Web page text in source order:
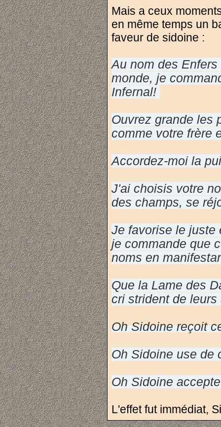
Mais a ceux
en même temps un
faveur de sidoine :
Au nom des
monde, je
Infernal!
Ouvrez grande les
comme votre frère
Accordez-moi la
J'ai choisis votre
des champs, se
Je favorise le juste
je commande que
noms en
Que la Lame des
cri strident de
Oh Sidoine reçoit
Oh Sidoine use de
Oh Sidoine
L'effet fut immédiat,